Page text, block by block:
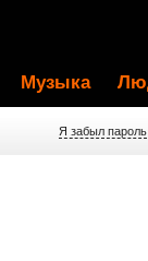
Музыка
Я забыл пароль